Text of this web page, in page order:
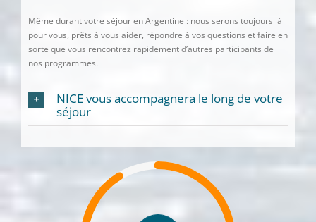
Même durant votre séjour en Argentine : nous serons toujours là
pour vous, prêts à vous aider, répondre à vos questions et faire en
sorte que vous rencontrez rapidement d’autres participants de
nos programmes.
NICE vous accompagnera le long de votre
séjour